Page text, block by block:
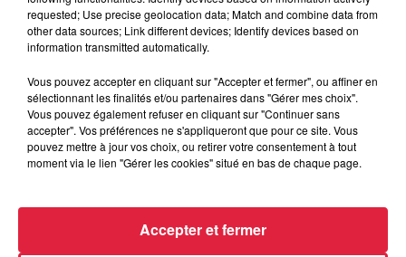
l’eau brune s’écouler de leurs robinets. Face aux
nombreuses interrogations, la municipalité a pris...
requested; Use precise geolocation data; Match and combine data from
other data sources; Link different devices; Identify devices based on
information transmitted automatically.
Vous pouvez accepter en cliquant sur "Accepter et fermer", ou affiner en
sélectionnant les finalités et/ou partenaires dans "Gérer mes choix".
Vous pouvez également refuser en cliquant sur "Continuer sans
accepter". Vos préférences ne s'appliqueront que pour ce site. Vous
pouvez mettre à jour vos choix, ou retirer votre consentement à tout
moment via le lien "Gérer les cookies" situé en bas de chaque page.
Accepter et fermer